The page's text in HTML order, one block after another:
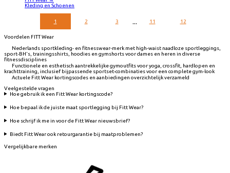
Kleding en Schoenen
1 2 3 ... 11 12
Voordelen FITT Wear
Nederlands sportkleding- en fitnesswear-merk met high-waist naadloze sportleggings,
sport-BH's, trainingsshirts, hoodies en gymshorts voor dames en heren in diverse
fitnessdisciplines
Functionele en esthetisch aantrekkelijke gymoutfits voor yoga, crossfit, hardlopen en
krachttraining, inclusief bijpassende sportset-combinaties voor een complete gym-look
Actuele Fitt Wear kortingscodes en aanbiedingen overzichtelijk verzameld
Veelgestelde vragen
Hoe gebruik ik een Fitt Wear kortingscode?
Hoe bepaal ik de juiste maat sportlegging bij Fitt Wear?
Hoe schrijf ik me in voor de Fitt Wear nieuwsbrief?
Biedt Fitt Wear ook retourgarantie bij maatproblemen?
Vergelijkbare merken